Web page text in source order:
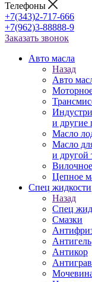
Телефоны
+7(343)2-717-666
+7(962)3-88888-9
Заказать звонок
Авто масла
Назад
Авто
и
Масло
Масло
и другой
Цепное
Спец жидкости
Назад
Спец
Смазки
Антигель
Антикор